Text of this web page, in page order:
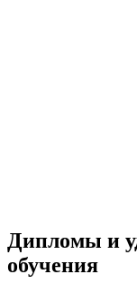
Дипломы и
обучения